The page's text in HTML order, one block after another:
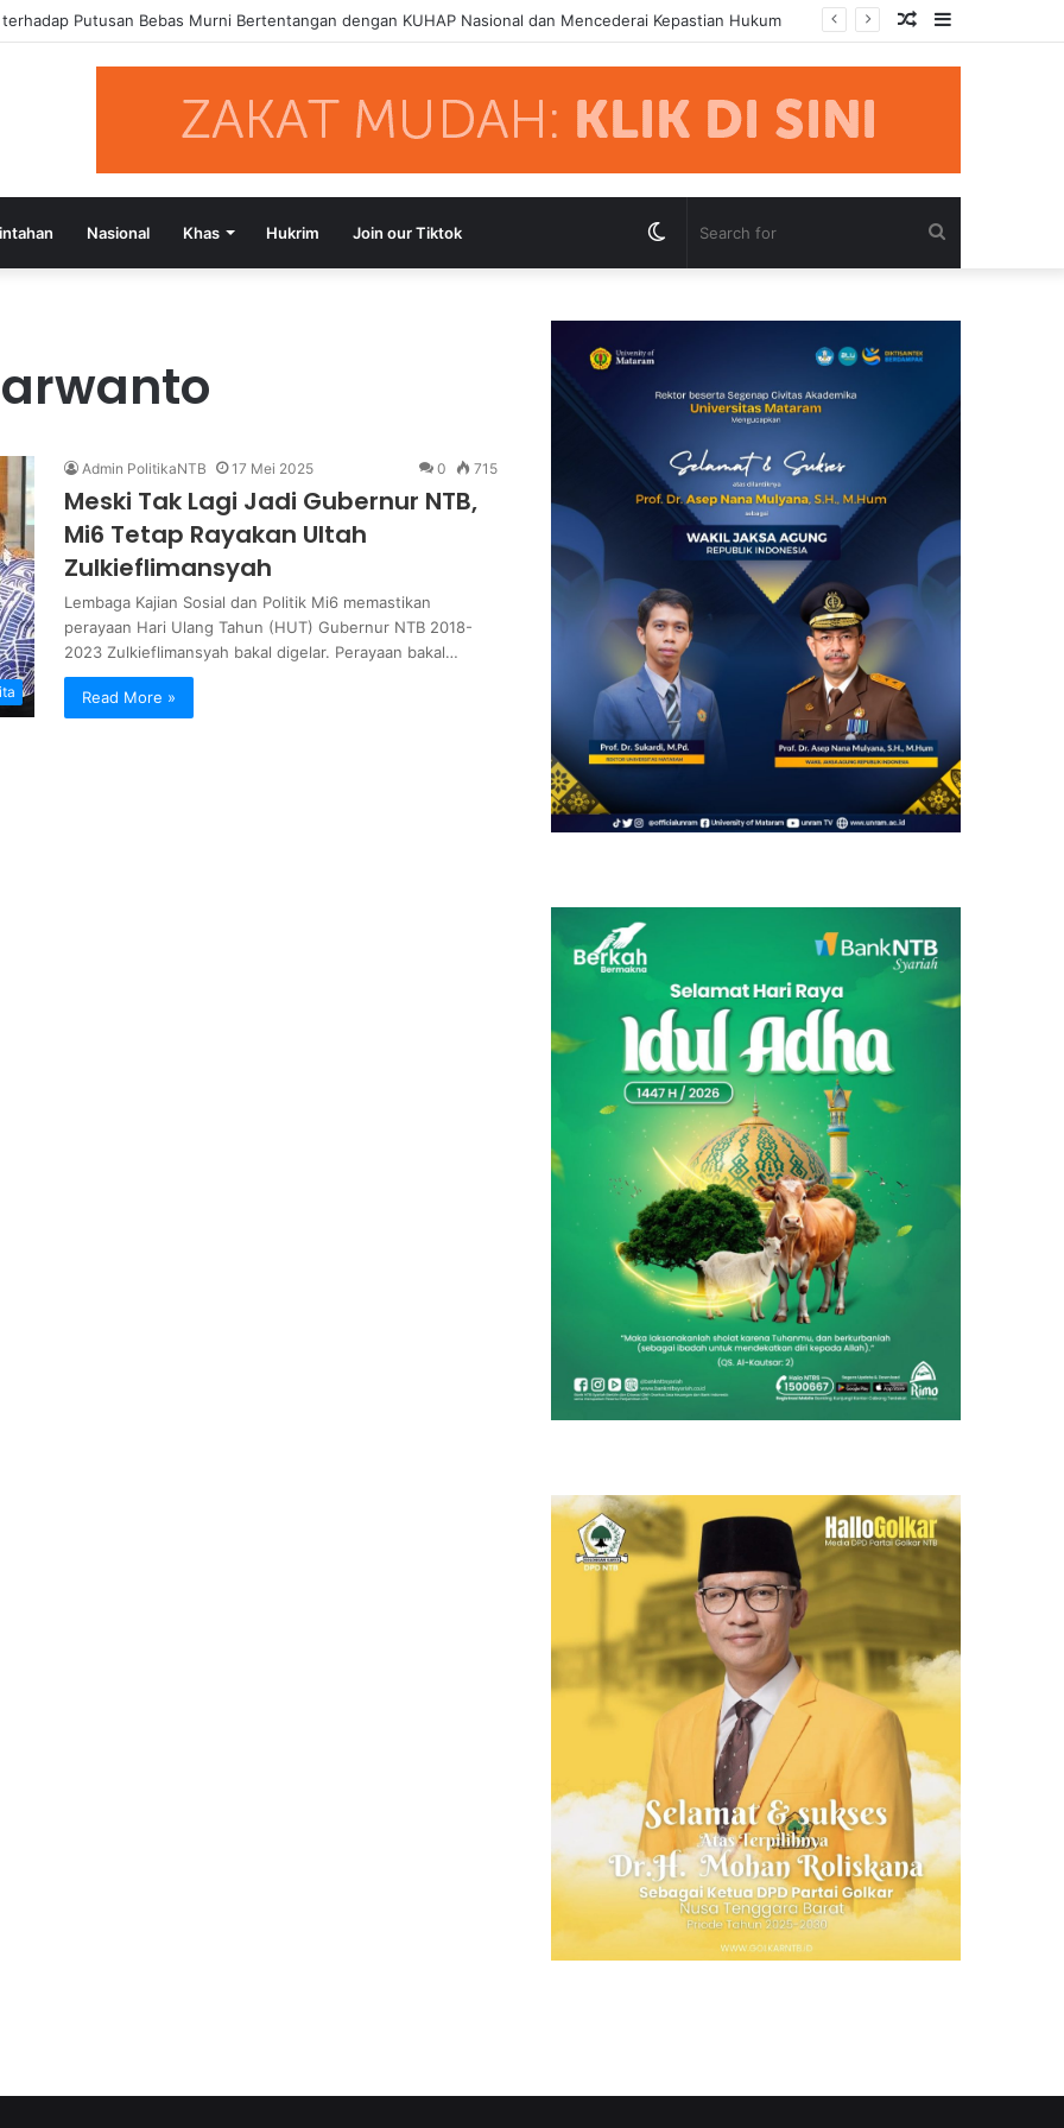
terhadap Putusan Bebas Murni Bertentangan dengan KUHAP Nasional dan Mencederai Kepastian Hukum
Random
Article
Nasional Khas Hukrim Join our Tiktok Switch
Admin PolitikaNTB 17 Mei 2025 0 715
Meski Tak Lagi Jadi Gubernur NTB,
Mi6 Tetap Rayakan Ultah
Zulkieflimansyah
Lembaga Kajian Sosial dan Politik Mi6 memastikan
perayaan Hari Ulang Tahun (HUT) Gubernur NTB 2018-
2023 Zulkieflimansyah bakal digelar. Perayaan bakal…
Read More »